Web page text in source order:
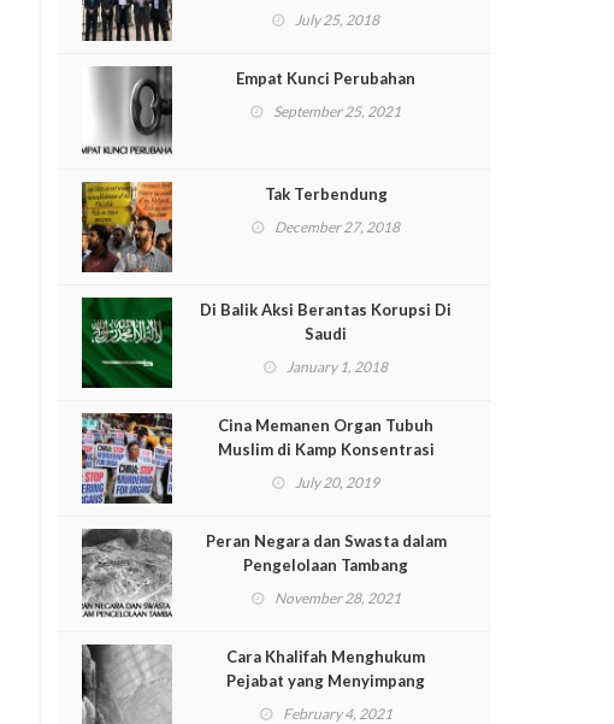
Israel
July 25, 2018
Empat Kunci Perubahan
September 25, 2021
Tak Terbendung
December 27, 2018
Di Balik Aksi Berantas Korupsi Di
Saudi
January 1, 2018
Cina Memanen Organ Tubuh
Muslim di Kamp Konsentrasi
July 20, 2019
Peran Negara dan Swasta dalam
Pengelolaan Tambang
November 28, 2021
Cara Khalifah Menghukum
Pejabat yang Menyimpang
February 4, 2021